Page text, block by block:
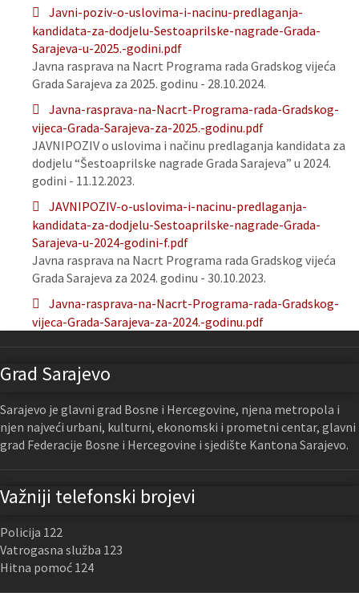
Javni-poziv-o-uslovima-i-nacinu-predlaganja-
kandidata-za-dodjelu-Sestoaprilske-nagrade-Grada-
Sarajeva-u-2025.-godini.pdf
Javna rasprava na Nacrt Programa rada Gradskog vijeća
Grada Sarajeva za 2025. godinu - 28.10.2024.
Javna-rasprava-na-Nacrt-Programa-rada-Gradskog-
vijeca-Grada-Sarajeva-za-2025.-godinu.pdf
JAVNIPOZIV o uslovima i načinu predlaganja kandidata za
dodjelu “Šestoaprilske nagrade Grada Sarajeva” u 2024.
godini - 11.12.2023.
JAVNIPOZIV-o-uslovima-i-nacinu-predlaganja-
kandidata-za-dodjelu-Sestoaprilske-nagrade-Grada-
Sarajeva-u-2024-godini-f.pdf
Javna rasprava na Nacrt Programa rada Gradskog vijeća
Grada Sarajeva za 2024. godinu - 30.10.2023.
Javna-rasprava-na-Nacrt-Programa-rada-Gradskog-
vijeca-Grada-Sarajeva-za-2024.-godinu.pdf
Grad Sarajevo
Sarajevo je glavni grad Bosne i Hercegovine, njena metropola i
njen najveći urbani, kulturni, ekonomski i prometni centar, glavni
grad Federacije Bosne i Hercegovine i sjedište Kantona Sarajevo.
Važniji telefonski brojevi
Policija 122
Vatrogasna služba 123
Hitna pomoć 124